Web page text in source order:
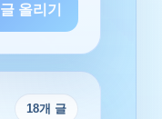
글 올리기
18개 글